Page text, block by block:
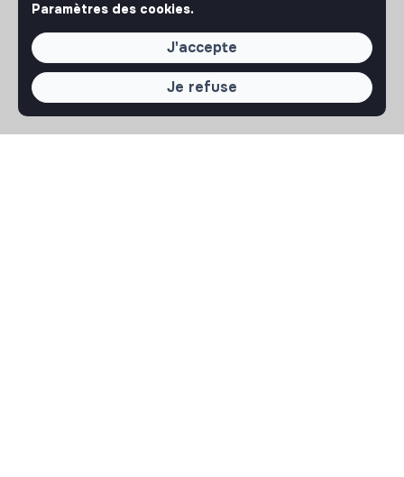
Paramètres des cookies.
J'accepte
Je refuse